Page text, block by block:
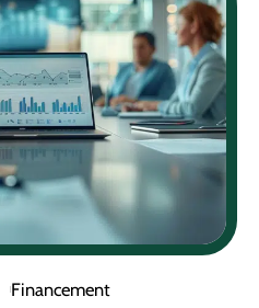
Financement